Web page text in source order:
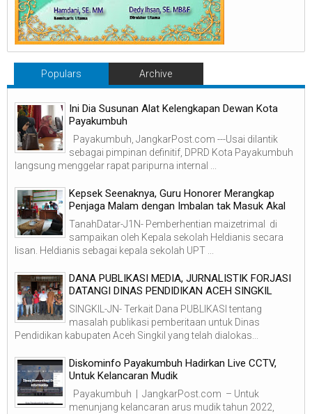
Populars Archive
Ini Dia Susunan Alat Kelengkapan Dewan Kota
Payakumbuh
Payakumbuh, JangkarPost.com ---Usai dilantik
sebagai pimpinan definitif, DPRD Kota Payakumbuh
langsung menggelar rapat paripurna internal ...
Kepsek Seenaknya, Guru Honorer Merangkap
Penjaga Malam dengan Imbalan tak Masuk Akal
TanahDatar-J1N- Pemberhentian maizetrimal di
sampaikan oleh Kepala sekolah Heldianis secara
lisan. Heldianis sebagai kepala sekolah UPT ...
DANA PUBLIKASI MEDIA, JURNALISTIK FORJASI
DATANGI DINAS PENDIDIKAN ACEH SINGKIL
SINGKIL-JN- Terkait Dana PUBLIKASI tentang
masalah publikasi pemberitaan untuk Dinas
Pendidikan kabupaten Aceh Singkil yang telah dialokas...
Diskominfo Payakumbuh Hadirkan Live CCTV,
Untuk Kelancaran Mudik
Payakumbuh | JangkarPost.com – Untuk
menunjang kelancaran arus mudik tahun 2022,